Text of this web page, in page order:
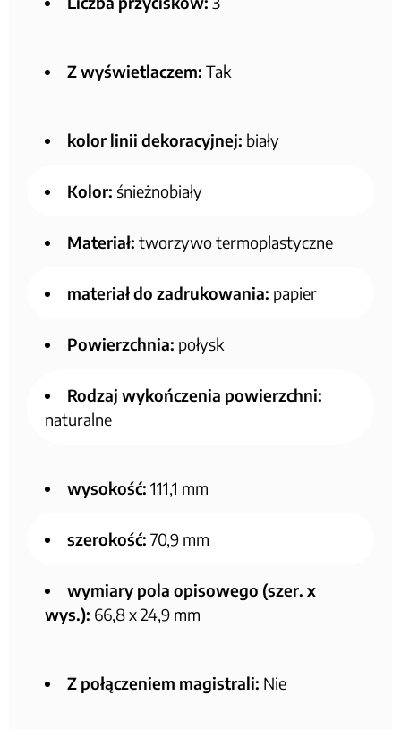
Z wyświetlaczem: Tak
kolor linii dekoracyjnej: biały
Kolor: śnieżnobiały
Materiał: tworzywo termoplastyczne
materiał do zadrukowania: papier
Powierzchnia: połysk
Rodzaj wykończenia powierzchni:
naturalne
wysokość: 111,1 mm
szerokość: 70,9 mm
wymiary pola opisowego (szer. x
wys.): 66,8 x 24,9 mm
Z połączeniem magistrali: Nie